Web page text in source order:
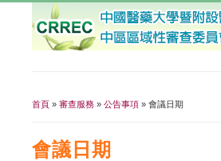
首頁 » 審查服務 » 公告事項 » 會議日期
會議日期